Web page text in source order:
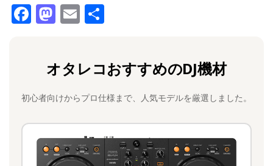
F
b
o
o
k
M
o
d
o
n
E
l
オタレコおすすめのDJ機材
初心者向けからプロ仕様まで、人気モデルを厳選しました。